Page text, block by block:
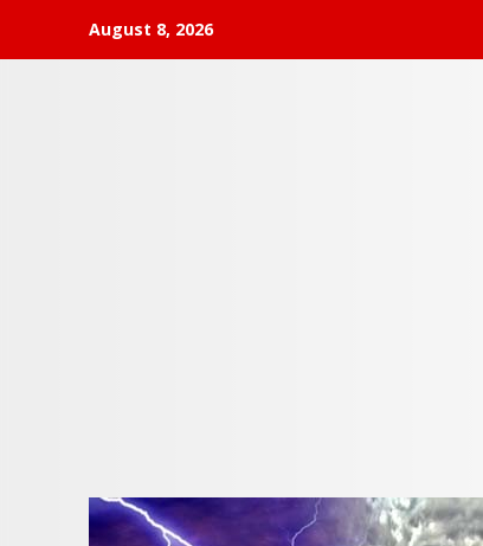
August 8, 2026